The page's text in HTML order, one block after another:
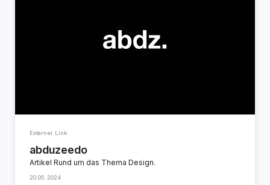
Externer Link
abduzeedo
Artikel Rund um das Thema Design.
20.05.2024